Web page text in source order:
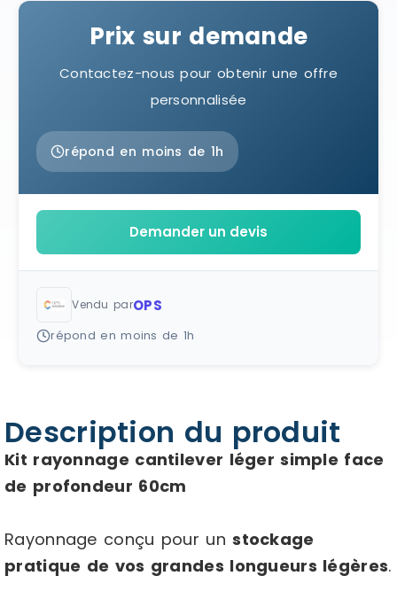
Prix sur demande
Contactez-nous pour obtenir une offre
personnalisée
répond en moins de 1h
Demander un devis
Vendu parOPS
répond en moins de 1h
Description du produit
Kit rayonnage cantilever léger simple face
de profondeur 60cm
Rayonnage conçu pour unstockage
pratique de vos grandes longueurs légères.